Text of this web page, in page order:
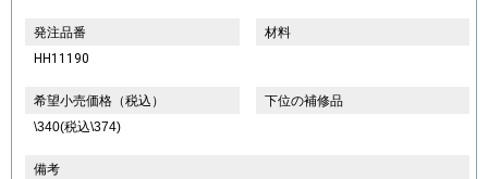
発注品番
HH11190
材料
希望小売価格（税込）
\340(税込\374)
下位の補修品
備考